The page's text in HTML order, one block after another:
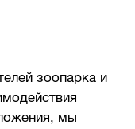
зоопарка и
мы